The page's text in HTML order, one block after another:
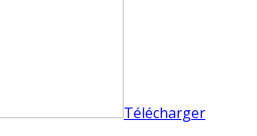
Télécharger